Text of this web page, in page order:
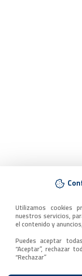
Utilizamos cookies
nuestros servicios,
el contenido y
Puedes aceptar
“Aceptar”, rechazar
“Rechazar”